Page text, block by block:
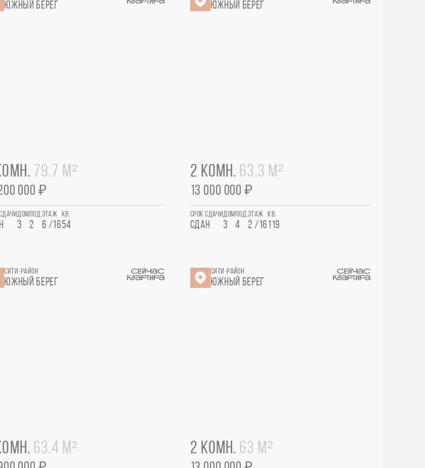
ЮЖНЫЙ БЕРЕГ
79.7 М²
000 ₽
ДОМ
3
ПОД.
2
ЭТАЖ
6 /16
КВ.
54
ЮЖНЫЙ БЕРЕГ
2 КОМН. 63.3 М²
13 000 000 ₽
СРОК СДАЧИ
СДАН
ДОМ
3
ПОД.
4
ЭТАЖ
2 /16
КВ.
119
СИТИ-РАЙОН
ЮЖНЫЙ БЕРЕГ
63.4 М²
СИТИ-РАЙОН
ЮЖНЫЙ БЕРЕГ
2 КОМН. 63 М²